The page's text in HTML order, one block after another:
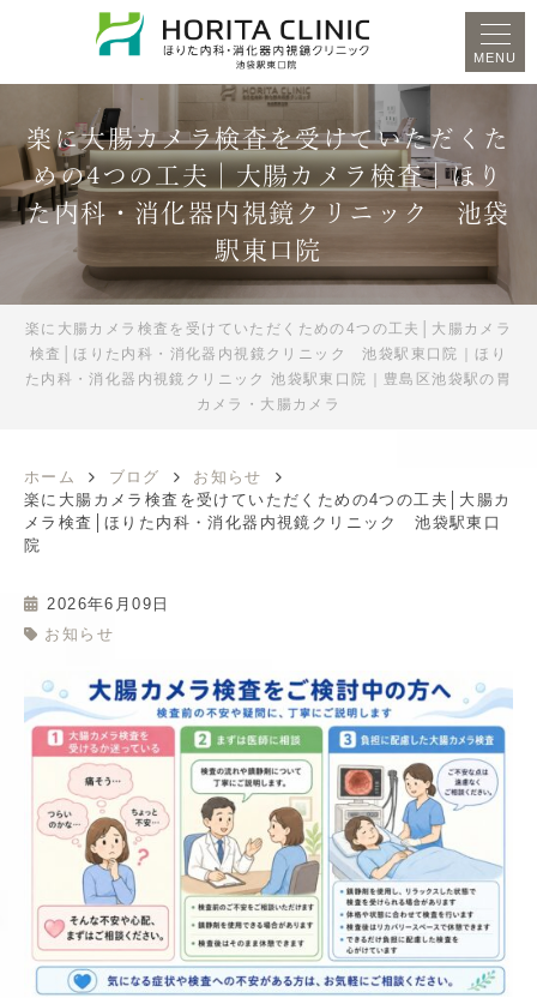
MENU
楽に大腸カメラ検査を受けていただくた
めの4つの工夫│大腸カメラ検査│ほり
た内科・消化器内視鏡クリニック 池袋
駅東口院
楽に大腸カメラ検査を受けていただくための4つの工夫│大腸カメラ
検査│ほりた内科・消化器内視鏡クリニック 池袋駅東口院｜ほり
た内科・消化器内視鏡クリニック 池袋駅東口院｜豊島区池袋駅の胃
カメラ・大腸カメラ
ホーム ブログ
お知らせ
楽に大腸カメラ検査を受けていただくための4つの工夫│大腸カ
メラ検査│ほりた内科・消化器内視鏡クリニック 池袋駅東口
院
2026年6月09日
お知らせ